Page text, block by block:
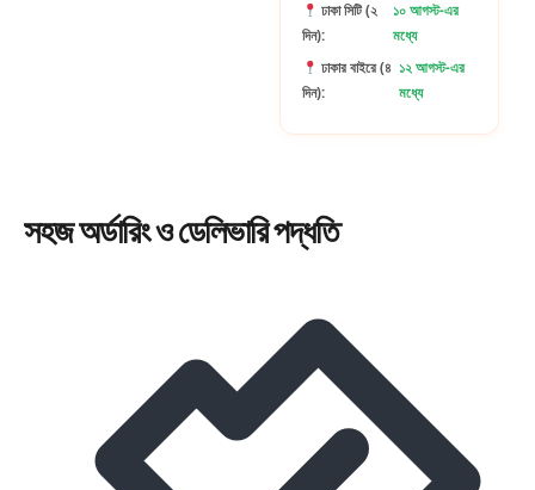
ঢাকা সিটি (২
দিন):
১০ আগস্ট-এর
মধ্যে
ঢাকার বাইরে (৪
দিন):
১২ আগস্ট-এর
মধ্যে
সহজঅর্ডারিংও ডেলিভারি পদ্ধতি